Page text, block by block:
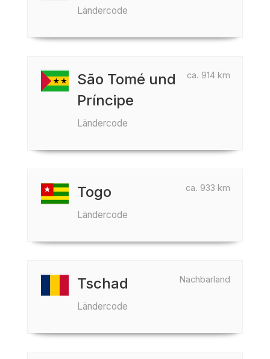
Ländercode
ca. 914 km
São Tomé und
Príncipe
Ländercode
ca. 933 km
Togo
Ländercode
Nachbarland
Tschad
Ländercode